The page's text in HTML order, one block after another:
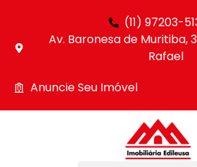
(11) 97203-
Av. Baronesa de Muritiba,
Rafael
Anuncie Seu Imóvel